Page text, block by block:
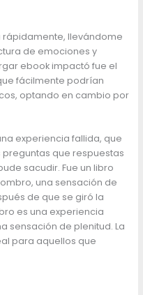
rápidamente, llevándome
de emociones y
ebook impactó fue el
fácilmente podrían
optando en cambio por
experiencia fallida, que
que respuestas
sacudir. Fue un libro
una sensación de
de que se giró la
es una experiencia
sensación de plenitud. La
para aquellos que